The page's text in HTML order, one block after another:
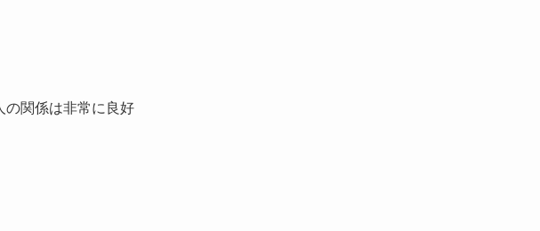
の関係は非常に良好